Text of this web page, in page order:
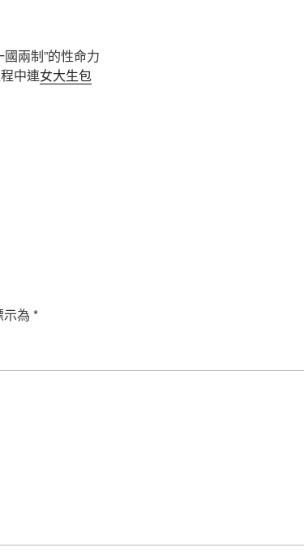
國兩制”的性命力
中連女大生包
為 *